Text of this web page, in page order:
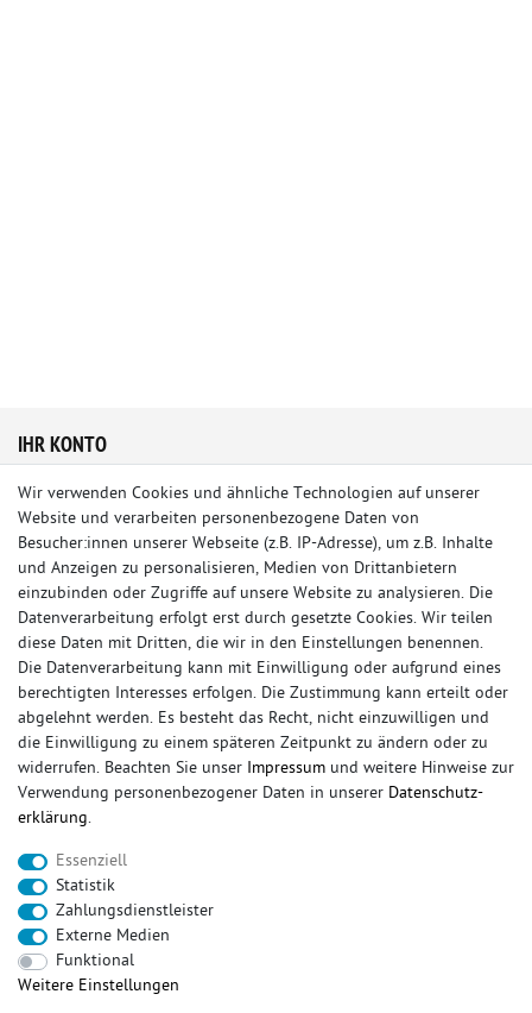
IHR KONTO
Anmelden
Registrieren
Wunschliste
Warenkorb
Kasse
INFORMATIONEN
Impressum
Widerrufsrecht
Datenschutz
AGB / Kundeninformationen
Vertrag widerrufen
SERVICE
Rückrufservice
Kontakt
Gutachterservice
Zahlung und Versand
Wir verwenden Cookies und ähnliche Technologien auf unserer
Website und verarbeiten personenbezogene Daten von
Besucher:innen unserer Webseite (z.B. IP-Adresse), um z.B. Inhalte
und Anzeigen zu personalisieren, Medien von Drittanbietern
einzubinden oder Zugriffe auf unsere Website zu analysieren. Die
Datenverarbeitung erfolgt erst durch gesetzte Cookies. Wir teilen
diese Daten mit Dritten, die wir in den Einstellungen benennen.
Die Datenverarbeitung kann mit Einwilligung oder aufgrund eines
berechtigten Interesses erfolgen. Die Zustimmung kann erteilt oder
abgelehnt werden. Es besteht das Recht, nicht einzuwilligen und
die Einwilligung zu einem späteren Zeitpunkt zu ändern oder zu
widerrufen. Beachten Sie unser Impressum und weitere Hinweise zur
Verwendung personenbezogener Daten in unserer Daten­schutz­
erklärung.
Essenziell
Statistik
Zahlungsdienstleister
Externe Medien
Funktional
Weitere Einstellungen